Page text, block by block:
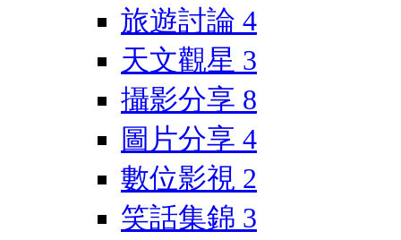
旅遊討論 4
天文觀星 3
攝影分享 8
圖片分享 4
數位影視 2
笑話集錦 3